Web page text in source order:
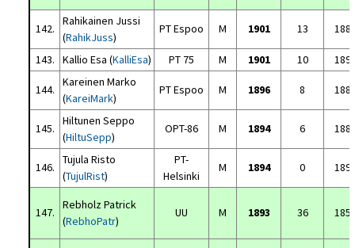
142.
Rahikainen Jussi
(RahikJuss)
PT Espoo M 1901 13
143. Kallio Esa (KalliEsa) PT 75 M 1901 10
144.
Kareinen Marko
(KareiMark)
PT Espoo M 1896 8
145.
Hiltunen Seppo
(HiltuSepp)
OPT-86 M 1894 6
146.
Tujula Risto
(TujulRist)
PT-
Helsinki
M 1894 0
147.
Rebholz Patrick
(RebhoPatr)
UU M 1893 36